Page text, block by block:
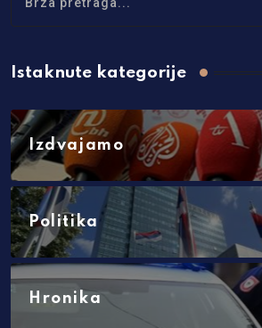
Istaknute kategorije
Izdvajamo
Politika
Hronika